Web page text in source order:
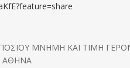
MNHMH KAI TIMH
ΑΘΗΝΑ